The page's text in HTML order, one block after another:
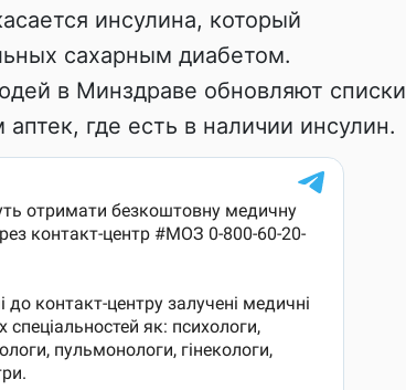
инсулина, который
сахарным диабетом.
в Минздраве обновляют списки
где есть в наличии инсулин.